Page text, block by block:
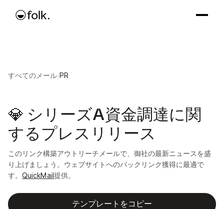
すべてのメール/PR
💎 シリーズA資金調達に関
するプレスリリース
このリンク構築アウトリーチメールで、御社の最新ニュースを盛
り上げましょう。ウェブサイトへのバックリンク獲得に最適で
す。 QuickMail 提供。
テンプレートをコピー